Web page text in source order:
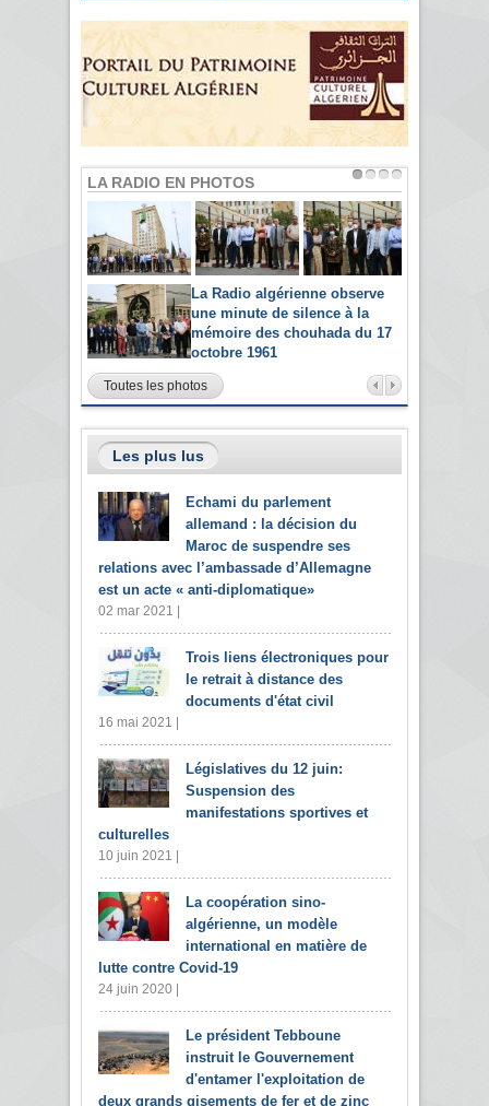
LA RADIO EN PHOTOS
La Radio algérienne observe
une minute de silence à la
mémoire des chouhada du 17
octobre 1961
Toutes les photos
Les plus lus
Echami du parlement
allemand : la décision du
Maroc de suspendre ses
relations avec l’ambassade d’Allemagne
est un acte « anti-diplomatique»
02 mar 2021 |
Trois liens électroniques pour
le retrait à distance des
documents d'état civil
16 mai 2021 |
Législatives du 12 juin:
Suspension des
manifestations sportives et
culturelles
10 juin 2021 |
La coopération sino-
algérienne, un modèle
international en matière de
lutte contre Covid-19
24 juin 2020 |
Le président Tebboune
instruit le Gouvernement
d'entamer l'exploitation de
deux grands gisements de fer et de zinc